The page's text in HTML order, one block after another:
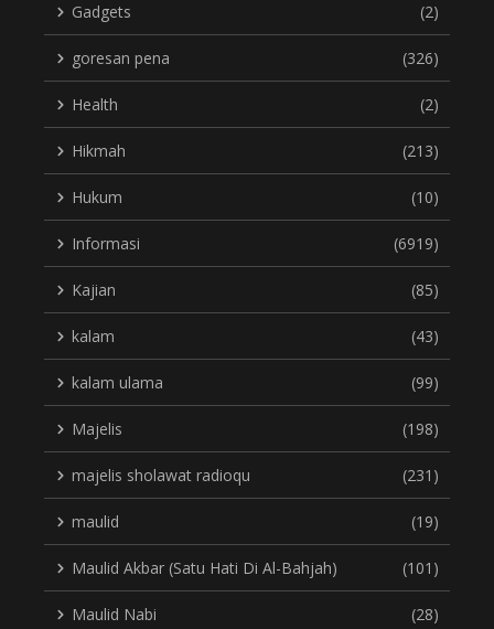
Gadgets (2)
goresan pena (326)
Health (2)
Hikmah (213)
Hukum (10)
Informasi (6919)
Kajian (85)
kalam (43)
kalam ulama (99)
Majelis (198)
majelis sholawat radioqu (231)
maulid (19)
Maulid Akbar (Satu Hati Di Al-Bahjah) (101)
Maulid Nabi (28)